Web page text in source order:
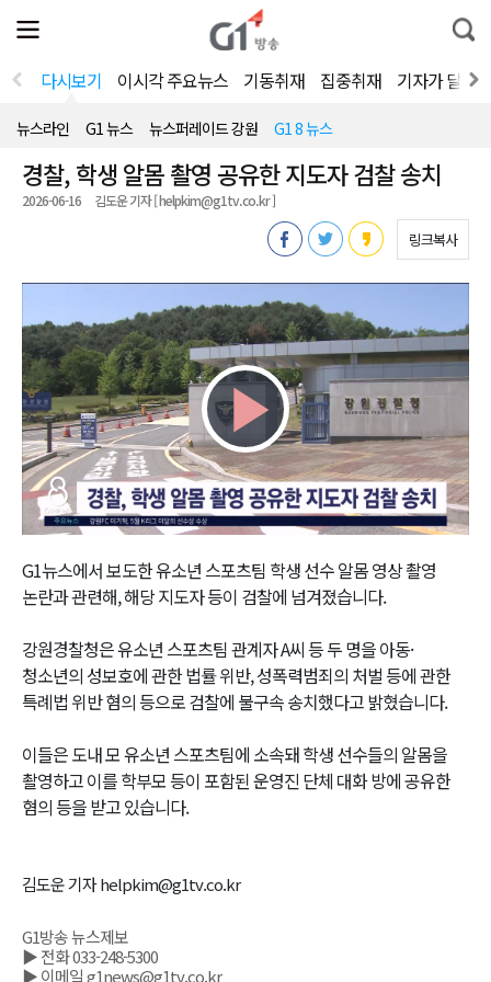
전
체
뉴
열
통
합
색
다시보기 이시각 주요뉴스 기동취재 집중취재 기자가 달려
뉴스라인 G1 뉴스 뉴스퍼레이드 강원 G1 8 뉴스
경찰, 학생 알몸 촬영 공유한 지도자 검찰 송치
2026-06-16 김도운 기자 [ helpkim@g1tv.co.kr ]
링크복사
Play
Video
G1뉴스에서 보도한 유소년 스포츠팀 학생 선수 알몸 영상 촬영
논란과 관련해, 해당 지도자 등이 검찰에 넘겨졌습니다.
강원경찰청은 유소년 스포츠팀 관계자 A씨 등 두 명을 아동·
청소년의 성보호에 관한 법률 위반, 성폭력범죄의 처벌 등에 관한
특례법 위반 혐의 등으로 검찰에 불구속 송치했다고 밝혔습니다.
이들은 도내 모 유소년 스포츠팀에 소속돼 학생 선수들의 알몸을
촬영하고 이를 학부모 등이 포함된 운영진 단체 대화 방에 공유한
혐의 등을 받고 있습니다.
김도운 기자 helpkim@g1tv.co.kr
G1방송 뉴스제보
▶ 전화 033-248-5300
▶ 이메일 g1news@g1tv.co.kr